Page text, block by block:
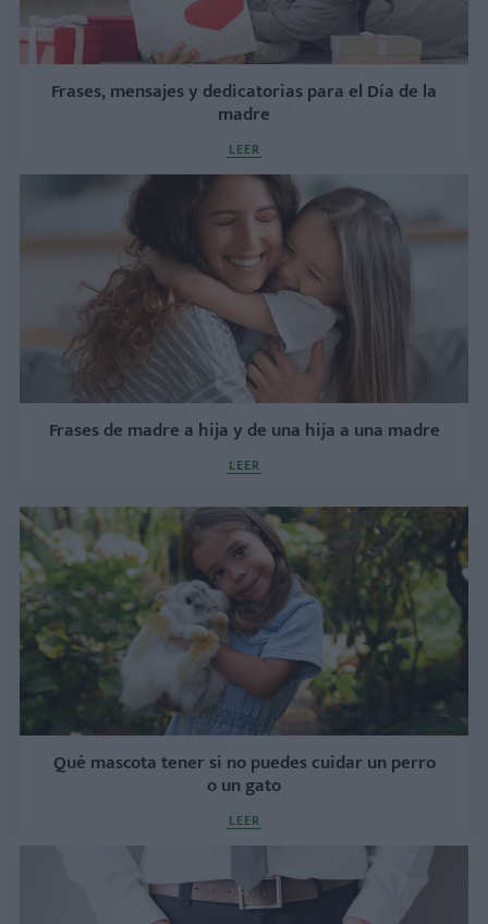
Frases, mensajes y dedicatorias para el Día de la
madre
LEER
Frases de madre a hija y de una hija a una madre
LEER
Qué mascota tener si no puedes cuidar un perro
o un gato
LEER